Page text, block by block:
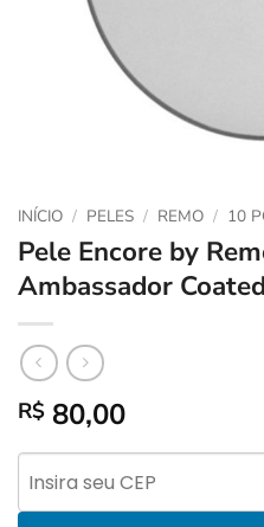
INÍCIO / PELES / REMO / 10
Pele Encore by
Ambassador
R$ 80,00